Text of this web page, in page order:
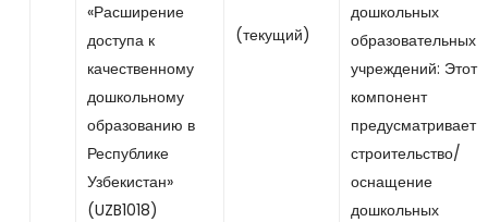
«Расширение
доступа к
качественному
дошкольному
образованию в
Республике
Узбекистан»
(UZB1018)
(текущий)
дошкольных
образовательных
учреждений: Этот
компонент
предусматривает
строительство/
оснащение
дошкольных